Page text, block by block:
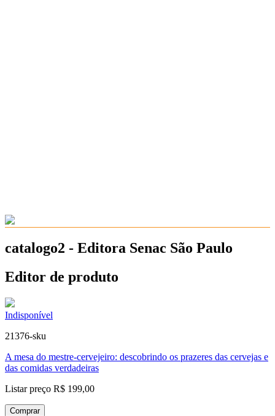
catalogo2 - Editora Senac São Paulo
Editor de produto
Indisponível
21376-sku
A mesa do mestre-cervejeiro: descobrindo os prazeres das cervejas e
das comidas verdadeiras
Listar preço R$ 199,00
Comprar